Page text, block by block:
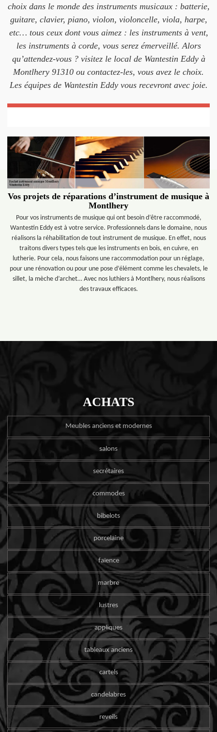
choix dans le monde des instruments musicaux : batterie,
guitare, clavier, piano, violon, violoncelle, viola, harpe,
etc… tous ceux dont vous aimez : les instruments à vent,
les instruments à corde, vous serez émerveillé. Alors
qu’attendez-vous ? visitez le local de Wantestin Eddy à
Montlhery 91310 ou contactez-les, vous avez le choix.
Les équipes de Wantestin Eddy vous recevront avec joie.
Vos projets de réparations d’instrument de musique à
Montlhery
Pour vos instruments de musique qui ont besoin d’être raccommodé,
Wantestin Eddy est à votre service. Professionnels dans le domaine, nous
réalisons la réhabilitation de tout instrument de musique. En effet, nous
traitons divers types tels que les instruments en bois, en cuivre, en
lutherie. Pour cela, nous faisons une raccommodation pour un réglage,
pour une rénovation ou pour une pose d’élément comme les chevalets, le
sillet, la mèche d’archet… Avec nos luthiers à Montlhery, nous réalisons
des travaux efficaces.
ACHATS
Meubles anciens et modernes
salons
secrétaires
commodes
bibelots
porcelaine
faïence
marbre
lustres
appliques
tableaux anciens
cartels
candelabres
reveils